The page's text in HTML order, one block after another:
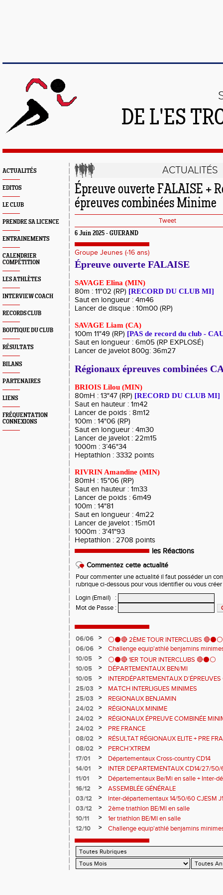
DE L'ES
ACTUALITÉS
EDITOS
LE CLUB
PRENDRE SA LICENCE
ENTRAINEMENTS
CALENDRIER
COMPÉTITION
LES ATHLÈTES
INTERVIEW COACH
RECORDS CLUB
BOUTIQUE DU CLUB
RÉSULTATS
BILANS
PARTENAIRES
LIENS
FRÉQUENTATION
CONNEXIONS
ACTUALITÉS
Épreuve ouverte FALAISE +
épreuves combinées Minime
Tweet
6 Juin 2025 - GUERAND
Groupe Jeunes (-16 ans)
Épreuve ouverte FALAISE
SAVAGE Elina (MIN)
80m : 11"02 (RP) [RECORD DU CLUB MI]
Saut en longueur : 4m46
Lancer de disque : 10m00 (RP)
SAVAGE Liam (CA)
100m 11"49 (RP) [PAS de record du club -
Saut en longueur : 6m05 (RP EXPLOSÉ)
Lancer de javelot 800g: 36m27
Régionaux épreuves combinées
BRIOIS Lilou (MIN)
80mH : 13"47 (RP) [RECORD DU CLUB MI]
Saut en hauteur : 1m42
Lancer de poids : 8m12
100m : 14"06 (RP)
Saut en longueur : 4m30
Lancer de javelot : 22m15
1000m : 3’46"34
Heptathlon : 3332 points
RIVRIN Amandine (MIN)
80mH : 15"06 (RP)
Saut en hauteur : 1m33
Lancer de poids : 6m49
100m : 14"81
Saut en longueur : 4m22
Lancer de javelot : 15m01
1000m : 3'41"93
Heptathlon : 2708 points
les Réactions
Commentez cette actualité
Pour commenter une actualité il faut posséder un
rubrique ci-dessous pour vous identifier ou vous
Login (Email)
:
Mot de Passe :
06/06 >
⚪️⚫️🔴 2ÈME TOUR INTERCLUBS 🔴⚫️⚪️
06/06
>
Challenge equip'athlé benjamins
10/05
>
⚪️⚫️🔴 1ER TOUR INTERCLUBS 🔴⚫️⚪️
10/05
>
DÉPARTEMENTAUX BEN/MI
10/05
>
INTERDÉPARTEMENTAUX
25/03
>
MATCH INTERLIGUES MINIMES
25/03
>
REGIONAUX BENJAMIN
24/02
>
RÉGIONAUX MINIME
24/02
>
RÉGIONAUX ÉPREUVE COMBINÉE
24/02
>
PRE FRANCE
08/02
>
RÉSULTAT RÉGIONAUX ELITE + PRE
08/02
>
PERCH’XTREM
17/01
>
Départementaux Cross-country CD14
14/01
>
INTER DEPARTEMENTAUX CD14/27/50/
11/01
>
Départementaux Be/Mi en salle + Inter-
16/12
>
ASSEMBLÉE GÉNÉRALE
03/12
>
Inter-départementaux 14/50/60 CJESM J1
03/12
>
2ème triathlon BE/MI en salle
10/11
>
1er triathlon BE/MI en salle
12/10
> Challenge equip'athlé benjamins